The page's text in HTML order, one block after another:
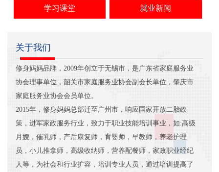
学习课堂 就业新闻
关于我们
修身妈妈品牌，2009年创立于无锡市，是广东省家庭服务业
协会理事单位，韶关市家庭服务业协会副会长单位，肇庆市
家庭服务业协会会员单位。
2015年，修身妈妈总部迁至广州市，响应国家开放二胎政
策，进军家政服务行业，致力于职业技能培训事业，如:高级
月嫂，催乳师，产后康复师，育婴师，早教师，养老护理
员，小儿推拿师，高级收纳师，营养配餐师，家政职业经纪
人等，为社会和行业扩容，培训专业人员，通过培训提高了